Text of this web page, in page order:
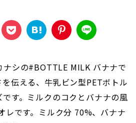
ナシの#BOTTLE MILK バナナで
伝える、牛乳ビン型PETボトル
す。ミルクのコクとバナナの風
レです。ミルク分 70%、バナナ